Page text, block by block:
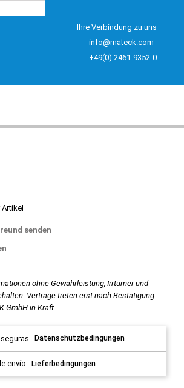
Ihre Verbindung zu uns
info@mateck.com
+49(0) 2461-9352-0
senden
ohne Gewährleistung, Irrtümer und
Verträge treten erst nach Bestätigung
GmbH in Kraft.
Datenschutzbedingungen
Lieferbedingungen